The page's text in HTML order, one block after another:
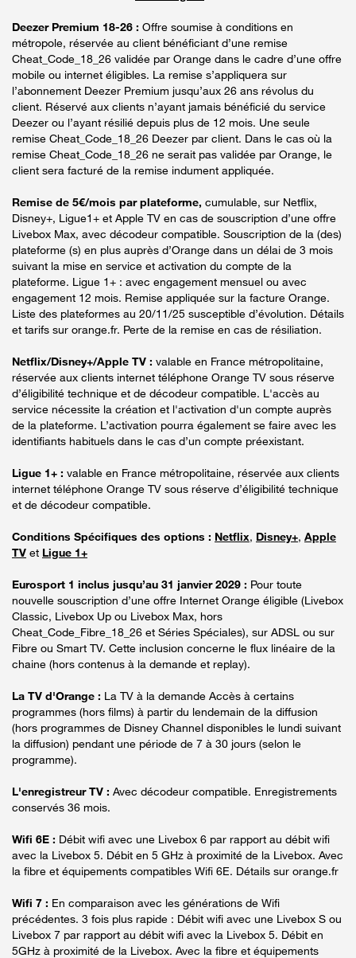
Deezer Premium 18-26 : Offre soumise à conditions en
métropole, réservée au client bénéficiant d’une remise
Cheat_Code_18_26 validée par Orange dans le cadre d’une offre
mobile ou internet éligibles. La remise s’appliquera sur
l’abonnement Deezer Premium jusqu’aux 26 ans révolus du
client. Réservé aux clients n’ayant jamais bénéficié du service
Deezer ou l’ayant résilié depuis plus de 12 mois. Une seule
remise Cheat_Code_18_26 Deezer par client. Dans le cas où la
remise Cheat_Code_18_26 ne serait pas validée par Orange, le
client sera facturé de la remise indument appliquée.
Remise de 5€/mois par plateforme, cumulable, sur Netflix,
Disney+, Ligue1+ et Apple TV en cas de souscription d’une offre
Livebox Max, avec décodeur compatible. Souscription de la (des)
plateforme (s) en plus auprès d’Orange dans un délai de 3 mois
suivant la mise en service et activation du compte de la
plateforme. Ligue 1+ : avec engagement mensuel ou avec
engagement 12 mois. Remise appliquée sur la facture Orange.
Liste des plateformes au 20/11/25 susceptible d’évolution. Détails
et tarifs sur orange.fr. Perte de la remise en cas de résiliation.
Netflix/Disney+/Apple TV : valable en France métropolitaine,
réservée aux clients internet téléphone Orange TV sous réserve
d’éligibilité technique et de décodeur compatible. L'accès au
service nécessite la création et l'activation d'un compte auprès
de la plateforme. L’activation pourra également se faire avec les
identifiants habituels dans le cas d’un compte préexistant.
Ligue 1+ : valable en France métropolitaine, réservée aux clients
internet téléphone Orange TV sous réserve d’éligibilité technique
et de décodeur compatible.
Conditions Spécifiques des options : Netflix, Disney+, Apple
TV et Ligue 1+
Eurosport 1 inclus jusqu’au 31 janvier 2029 : Pour toute
nouvelle souscription d’une offre Internet Orange éligible (Livebox
Classic, Livebox Up ou Livebox Max, hors
Cheat_Code_Fibre_18_26 et Séries Spéciales), sur ADSL ou sur
Fibre ou Smart TV. Cette inclusion concerne le flux linéaire de la
chaine (hors contenus à la demande et replay).
La TV d'Orange : La TV à la demande Accès à certains
programmes (hors films) à partir du lendemain de la diffusion
(hors programmes de Disney Channel disponibles le lundi suivant
la diffusion) pendant une période de 7 à 30 jours (selon le
programme).
L'enregistreur TV : Avec décodeur compatible. Enregistrements
conservés 36 mois.
Wifi 6E : Débit wifi avec une Livebox 6 par rapport au débit wifi
avec la Livebox 5. Débit en 5 GHz à proximité de la Livebox. Avec
la fibre et équipements compatibles Wifi 6E. Détails sur orange.fr
Wifi 7 : En comparaison avec les générations de Wifi
précédentes. 3 fois plus rapide : Débit wifi avec une Livebox S ou
Livebox 7 par rapport au débit wifi avec la Livebox 5. Débit en
5GHz à proximité de la Livebox. Avec la fibre et équipements